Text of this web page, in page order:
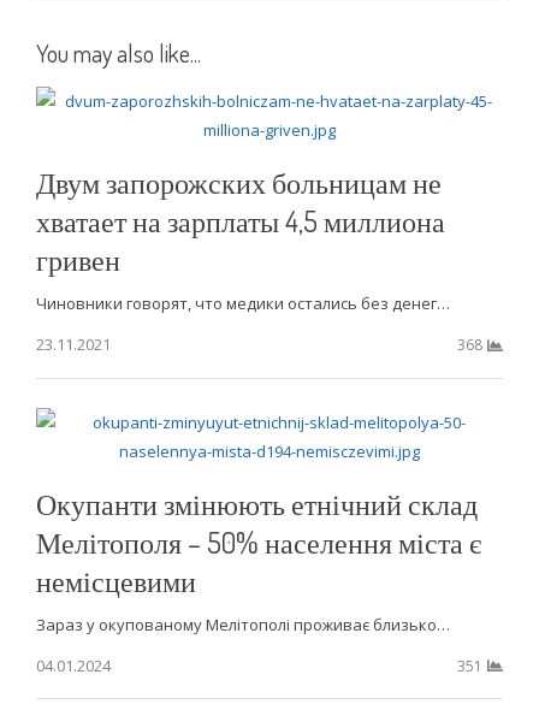
You may also like...
Двум запорожских больницам не
хватает на зарплаты 4,5 миллиона
гривен
Чиновники говорят, что медики остались без денег…
23.11.2021
368
Окупанти змінюють етнічний склад
Мелітополя – 50% населення міста є
немісцевими
Зараз у окупованому Мелітополі проживає близько…
04.01.2024
351